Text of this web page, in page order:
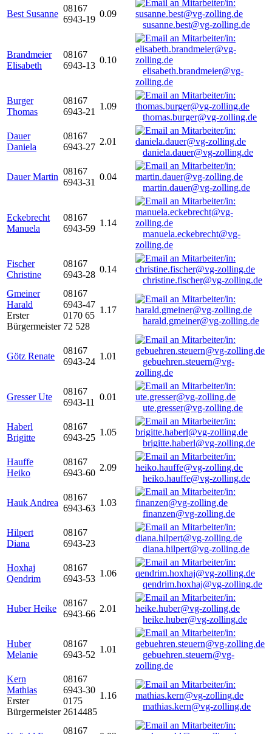
Best Susanne
08167
6943-19
0.09
susanne.best@vg-zolling.de
Brandmeier
Elisabeth
08167
6943-13
0.10
elisabeth.brandmeier@vg-
zolling.de
Burger
Thomas
08167
6943-21
1.09
thomas.burger@vg-zolling.de
Dauer
Daniela
08167
6943-27
2.01
daniela.dauer@vg-zolling.de
Dauer Martin
08167
6943-31
0.04
martin.dauer@vg-zolling.de
Eckebrecht
Manuela
08167
6943-59
1.14
manuela.eckebrecht@vg-
zolling.de
Fischer
Christine
08167
6943-28
0.14
christine.fischer@vg-zolling.de
Gmeiner
Harald
Erster
Bürgermeister
08167
6943-47
0170 65
72 528
1.17
harald.gmeiner@vg-zolling.de
Götz Renate
08167
6943-24
1.01
gebuehren.steuern@vg-
zolling.de
Gresser Ute
08167
6943-11
0.01
ute.gresser@vg-zolling.de
Haberl
Brigitte
08167
6943-25
1.05
brigitte.haberl@vg-zolling.de
Hauffe
Heiko
08167
6943-60
2.09
heiko.hauffe@vg-zolling.de
Hauk Andrea
08167
6943-63
1.03
finanzen@vg-zolling.de
Hilpert
Diana
08167
6943-23
diana.hilpert@vg-zolling.de
Hoxhaj
Qendrim
08167
6943-53
1.06
qendrim.hoxhaj@vg-zolling.de
Huber Heike
08167
6943-66
2.01
heike.huber@vg-zolling.de
Huber
Melanie
08167
6943-52
1.01
gebuehren.steuern@vg-
zolling.de
Kern
Mathias
Erster
Bürgermeister
08167
6943-30
0175
2614485
1.16
mathias.kern@vg-zolling.de
08167